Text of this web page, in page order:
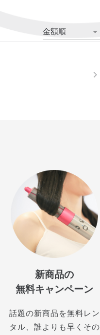
金額順
新商品の
無料キャンペーン
話題の新商品を無料レン
タル、誰よりも早くその